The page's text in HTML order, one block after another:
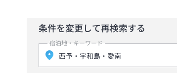
条件を変更して再検索する
宿泊地・キーワード